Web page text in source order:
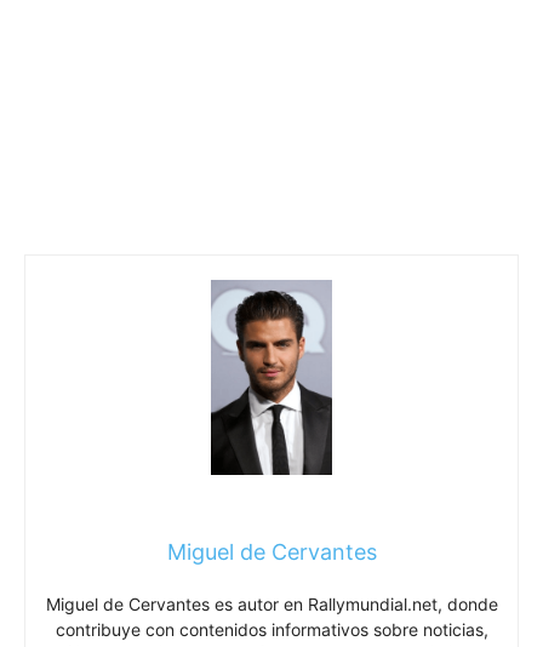
Miguel de Cervantes
Miguel de Cervantes es autor en Rallymundial.net, donde
contribuye con contenidos informativos sobre noticias,